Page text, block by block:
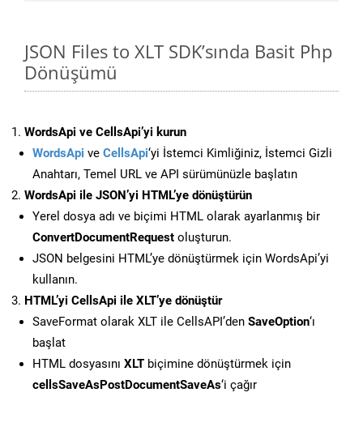
JSON Files to XLT SDK’sında Basit Php
Dönüşümü
WordsApi ve CellsApi’yi kurun
WordsApi ve CellsApi‘yi İstemci Kimliğiniz, İstemci Gizli
Anahtarı, Temel URL ve API sürümünüzle başlatın
WordsApi ile JSON’yi HTML’ye dönüştürün
Yerel dosya adı ve biçimi HTML olarak ayarlanmış bir
ConvertDocumentRequest oluşturun.
JSON belgesini HTML’ye dönüştürmek için WordsApi’yi
kullanın.
HTML’yi CellsApi ile XLT’ye dönüştür
SaveFormat olarak XLT ile CellsAPI’den SaveOption‘ı
başlat
HTML dosyasını XLT biçimine dönüştürmek için
cellsSaveAsPostDocumentSaveAs‘i çağır